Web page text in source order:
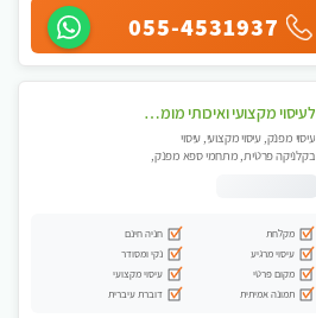
055-4531937
לעיסוי מקצועי ואיכותי מומלץ מאוד!! ממתינה לך שתגיע לבת ים - ​​​​​​ Highly recommended
עיסוי מפנק, עיסוי מקצועי, עיסוי
בקלניקה פרטית, מתחמי ספא מפנק,
מקלחת
חניה חינם
עיסוי מרגיע
נקי ומסודר
מקום פרטי
עיסוי מקצועי
תמונה אמיתית
דוברת עיברית